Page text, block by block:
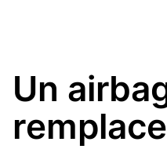
Un